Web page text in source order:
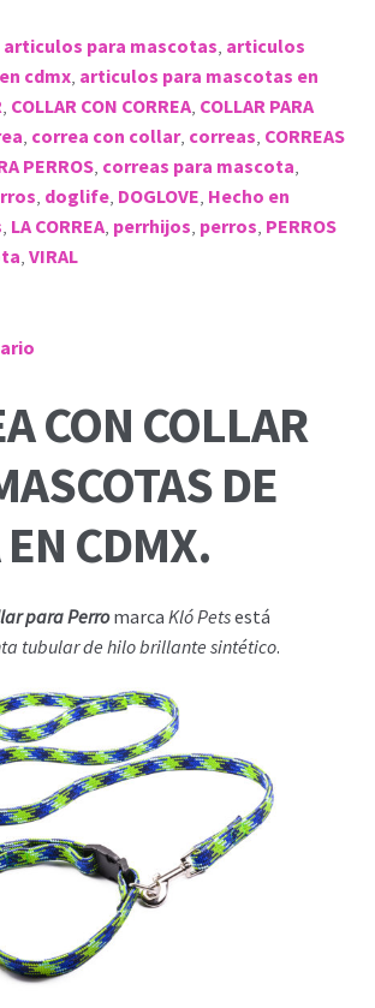
articulos para mascotas, articulos
cdmx, articulos para mascotas en
, COLLAR CON CORREA, COLLAR PARA
, correa con collar, correas, CORREAS
PERROS, correas para mascota,
, doglife, DOGLOVE, Hecho en
, LA CORREA, perrhijos, perros, PERROS
, VIRAL
CON COLLAR
DE
CDMX.
para Perromarca Kló Petsestá
tubular de hilo brillante sintético.